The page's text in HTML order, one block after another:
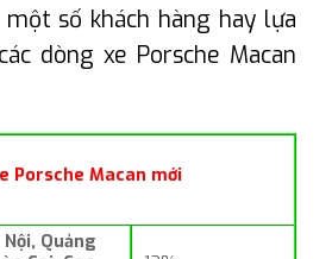
số khách hàng hay lựa
dòng xe Porsche Macan
Porsche Macan mới
Quảng